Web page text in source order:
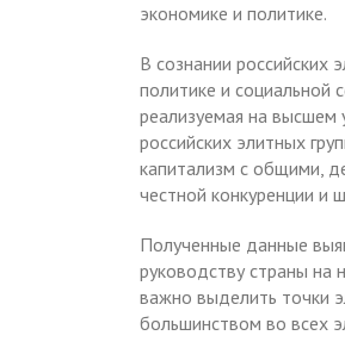
экономике и политике.
В сознании российских
политике и социальной
реализуемая на высшем
российских элитных
капитализм с общими,
честной конкуренции и
Полученные данные
руководству страны на
важно выделить точки
большинством во всех